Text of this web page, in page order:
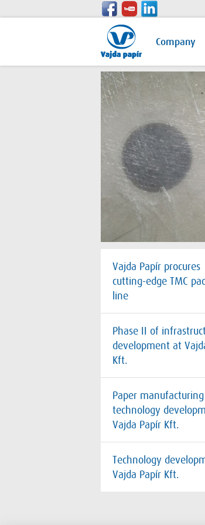
Company
Vajda Papír procures
cutting-edge TMC
line
Phase II of
development at
Kft.
Paper manufacturing
technology
Vajda Papír Kft.
Technology
Vajda Papír Kft.